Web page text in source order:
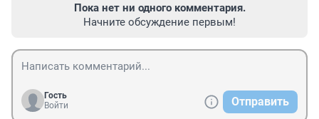
Пока нет ни одного комментария.
Начните обсуждение первым!
Гость
Войти
Отправить